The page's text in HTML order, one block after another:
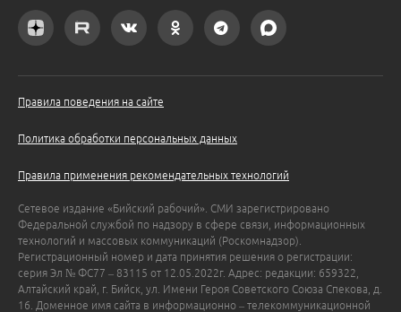
Правила поведения на сайте
Политика обработки персональных данных
Правила применения рекомендательных технологий
Сетевое издание «Бийский рабочий». СМИ зарегистрировано
Федеральной службой по надзору в сфере связи, информационных
технологий и массовых коммуникаций (Роскомнадзор).
Регистрационный номер и дата принятия решения о регистрации:
серия Эл № ФС77 – 83115 от 12.05.2022г. Адрес: редакции: 659322,
Алтайский край, г. Бийск, ул. Имени Героя Советского Союза Спекова, д.
16. Доменное имя сайта в информационно – телекоммуникационной